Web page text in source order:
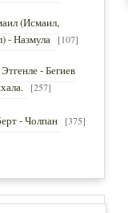
(Исмаил,
Назмула
[107]
- Бегиев
[257]
- Чолпан [375]